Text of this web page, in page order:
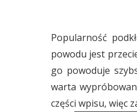
Popularność
powodu jest
go powoduje
warta
części wpisu, więc